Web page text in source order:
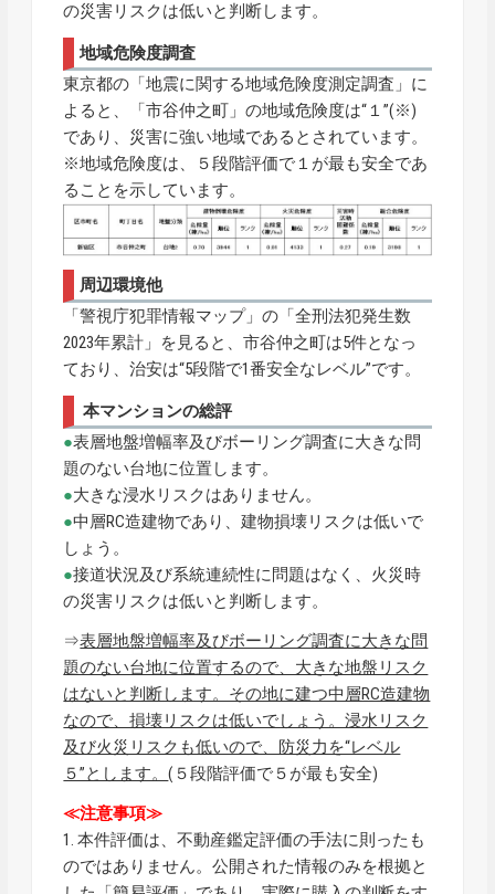
の災害リスクは低いと判断します。
地域危険度調査
東京都の「地震に関する地域危険度測定調査」に
よると、「市谷仲之町」の地域危険度は“１”(※)
であり、災害に強い地域であるとされています。
※地域危険度は、５段階評価で１が最も安全であ
ることを示しています。
周辺環境他
「警視庁犯罪情報マップ」の「全刑法犯発生数
2023年累計」を見ると、市谷仲之町は5件となっ
ており、治安は“5段階で1番安全なレベル”です。
本マンションの総評
●表層地盤増幅率及びボーリング調査に大きな問
題のない台地に位置します。
●大きな浸水リスクはありません。
●中層RC造建物であり、建物損壊リスクは低いで
しょう。
●接道状況及び系統連続性に問題はなく、火災時
の災害リスクは低いと判断します。
⇒表層地盤増幅率及びボーリング調査に大きな問
題のない台地に位置するので、大きな地盤リスク
はないと判断します。その地に建つ中層RC造建物
なので、損壊リスクは低いでしょう。浸水リスク
及び火災リスクも低いので、防災力を“レベル
５”とします。(５段階評価で５が最も安全)
≪注意事項≫
1. 本件評価は、不動産鑑定評価の手法に則ったも
のではありません。公開された情報のみを根拠と